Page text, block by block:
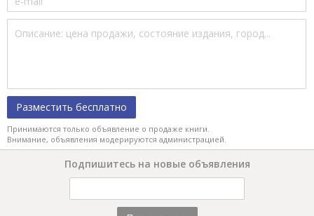
Разместить бесплатно
Принимаются только объявление о продаже книги.
Внимание, объявления модерируются администрацией.
Подпишитесь на новые объявления